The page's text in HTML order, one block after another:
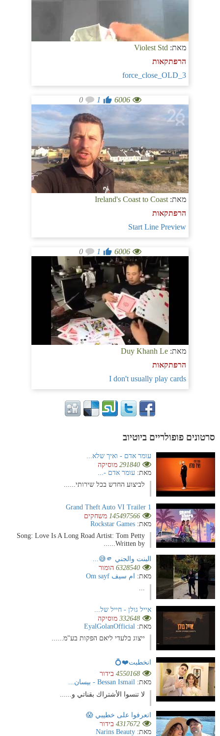
מאת: Violest Std
הרפתקאות
3_force_close_OLD
6006
1
0
מאת:Ireland's Coast to Coast
הרפתקאות
Start Line Preview
6006
1
0
מאת: Duy Khanh Le
הרפתקאות
I don't usually play cards
סרטונים פופולריים ביוטיוב
עומר אדם - ואיך שלא...
291840 מוסיקה
מאת: עומר אדם -...
לביצוע החדש בכל שירותי......
Grand Theft Auto VI Trailer 1
145497566 משחקים
מאת: Rockstar Games
Song: Love Is A Long Road Artist: Tom Petty
Written by......
البنت والجني 🫵😅...
6328540 הומור
מאת:
ام سيف Om sayf
אייל גולן - חייל של...
332648 מוסיקה
מאת: EyalGolanOfficial
ייצוג בלעדי ליאם הפקות בע"מ......
انخطبت❤️💍
4550168 בידור
מאת: Bessan Ismail - بيسان...
لا تنسوا الأشتراك بقناتي و......
اتعرفوا على خطيبي 😱
4317672 בידור
מאת: Narins Beauty